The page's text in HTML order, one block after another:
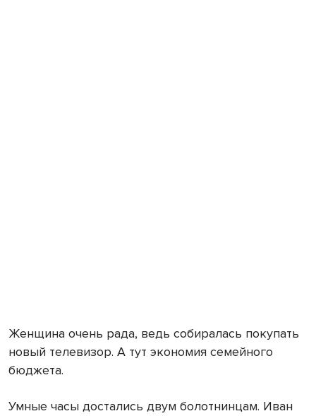
Женщина очень рада, ведь собиралась покупать
новый телевизор. А тут экономия семейного
бюджета.
Умные часы достались двум болотнинцам. Иван